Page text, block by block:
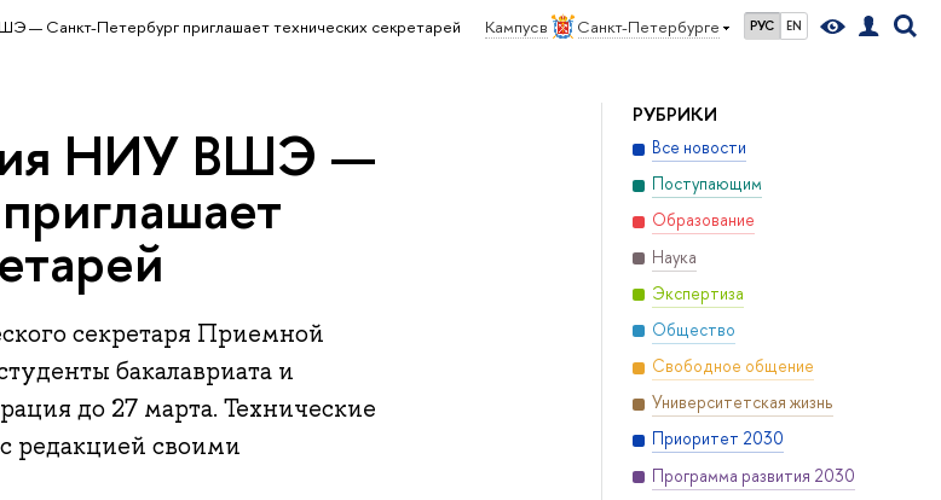
Кампус в Санкт-Петербурге РУС EN
— Санкт-Петербург приглашает технических секретарей
РУБРИКИ
Все новости
Поступающим
Образование
Наука
Экспертиза
Общество
Свободное общение
Университетская жизнь
Приоритет 2030
Программа развития 2030
НИУ ВШЭ —
секретаря Приемной
бакалавриата и
до 27 марта. Технические
редакцией своими